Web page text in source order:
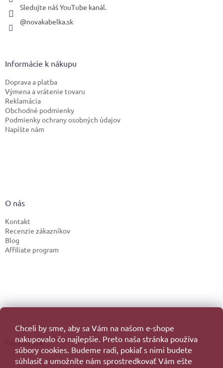
Chceli by sme, aby sa Vám na našom e-shope
nakupovalo čo najlepšie. Preto naša stránka používa
súbory cookies. Budeme radi, pokiaľ s nimi budete
súhlasiť a umožníte nám sprostredkovať Vám ešte
Sledujte náš YouTube kanál.
@novakabelka.sk
Informácie k nákupu
Doprava a platba
Výmena a vrátenie tovaru
Reklamácia
Obchodné podmienky
Podmienky ochrany osobných údajov
Napíšte nám
O nás
Kontakt
Recenzie zákazníkov
Blog
Affiliate program
Facebook